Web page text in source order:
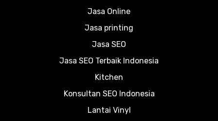
Jasa Online
Jasa printing
Jasa SEO
Jasa SEO Terbaik Indonesia
Kitchen
Konsultan SEO Indonesia
Lantai Vinyl